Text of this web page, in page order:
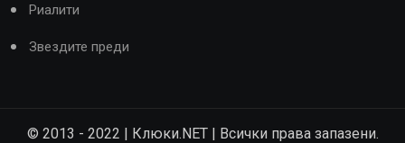
Риалити
Звездите преди
© 2013 - 2022 | Клюки.NET | Всички права запазени.